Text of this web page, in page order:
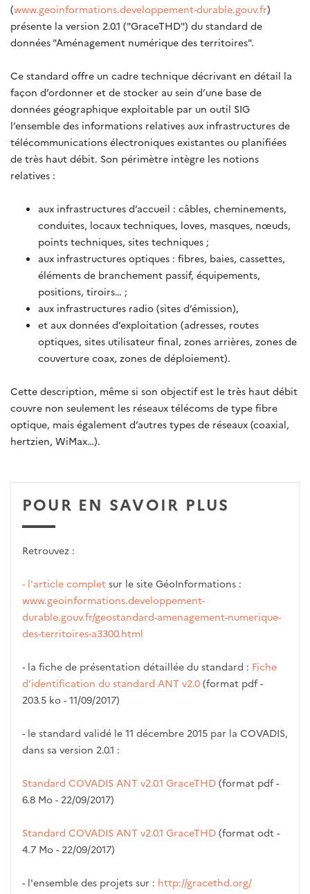
(www.geoinformations.developpement-durable.gouv.fr)
présente la version 2.0.1 ("GraceTHD") du standard de
données "Aménagement numérique des territoires".
Ce standard offre un cadre technique décrivant en détail la
façon d’ordonner et de stocker au sein d’une base de
données géographique exploitable par un outil SIG
l’ensemble des informations relatives aux infrastructures de
télécommunications électroniques existantes ou planifiées
de très haut débit. Son périmètre intègre les notions
relatives :
aux infrastructures d’accueil : câbles, cheminements,
conduites, locaux techniques, loves, masques, nœuds,
points techniques, sites techniques ;
aux infrastructures optiques : fibres, baies, cassettes,
éléments de branchement passif, équipements,
positions, tiroirs… ;
aux infrastructures radio (sites d’émission),
et aux données d’exploitation (adresses, routes
optiques, sites utilisateur final, zones arrières, zones de
couverture coax, zones de déploiement).
Cette description, même si son objectif est le très haut débit
couvre non seulement les réseaux télécoms de type fibre
optique, mais également d’autres types de réseaux (coaxial,
hertzien, WiMax…).
POUR EN SAVOIR PLUS
Retrouvez :
- l'article complet sur le site GéoInformations :
www.geoinformations.developpement-
durable.gouv.fr/geostandard-amenagement-numerique-
des-territoires-a3300.html
- la fiche de présentation détaillée du standard : Fiche
d’identification du standard ANT v2.0 (format pdf -
203.5 ko - 11/09/2017)
- le standard validé le 11 décembre 2015 par la COVADIS,
dans sa version 2.0.1 :
Standard COVADIS ANT v2.0.1 GraceTHD (format pdf -
6.8 Mo - 22/09/2017)
Standard COVADIS ANT v2.0.1 GraceTHD (format odt -
4.7 Mo - 22/09/2017)
- l'ensemble des projets sur : http://gracethd.org/